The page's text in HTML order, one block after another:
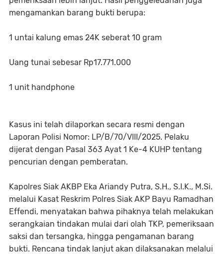
mengamankan barang bukti berupa:
1 untai kalung emas 24K seberat 10 gram
Uang tunai sebesar Rp17.771.000
1 unit handphone
Kasus ini telah dilaporkan secara resmi dengan
Laporan Polisi Nomor: LP/B/70/VIII/2025. Pelaku
dijerat dengan Pasal 363 Ayat 1 Ke-4 KUHP tentang
pencurian dengan pemberatan.
Kapolres Siak AKBP Eka Ariandy Putra, S.H., S.I.K., M.Si.
melalui Kasat Reskrim Polres Siak AKP Bayu Ramadhan
Effendi, menyatakan bahwa pihaknya telah melakukan
serangkaian tindakan mulai dari olah TKP, pemeriksaan
saksi dan tersangka, hingga pengamanan barang
bukti. Rencana tindak lanjut akan dilaksanakan melalui